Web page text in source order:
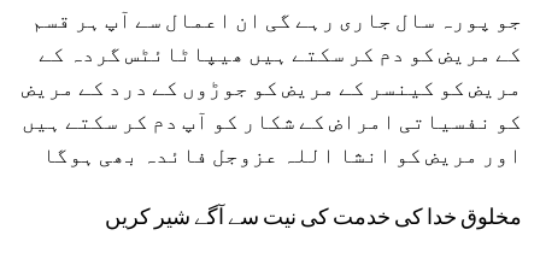
جو پورہ سال جاری رہے گی ان اعمال سے آپ ہر قسم
کے مریض کو دم کر سکتے ہیں ھیپاٹائٹس گردہ کے
مریض کو کینسر کے مریض کو جوڑوں کے درد کے مریض
کو نفسیاتی امراض کے شکار کو آپ دم کر سکتے ہیں
اور مریض کو انشا اللہ عزوجل فائدہ بھی ہوگا
مخلوق خدا کی خدمت کی نیت سے آگے شیر کریں